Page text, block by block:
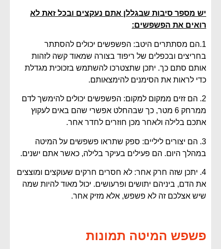
יש מספר סיבות שבגללן אתם נעקצים ובכל זאת לא
רואים את הפשפשים:
1.הם מסתתרים היטב: הפשפשים יכולים להסתתר
בחריצים ובכפלים של ריפוד בצורה שמאוד קשה לזהות
אותם סתם כך. יתכן שתצטרכו להשתמש בזכוכית מגדלת
כדי לראות את הסימנים להימצאותם.
2. הם זזים ממקום למקום: הפשפשים יכולים להימשך לדם
ממרחק 6 מטר, כך שבהחלט אפשרי שהם באים לעקוץ
אתכם בלילה ולאחר מכן חוזרים לחדר אחר.
3. הם יצורים ליליים: ספק שתראו פשפשים על המיטה
במהלך היום. הם פעילים בעיקר בלילה, כאשר אתם ישנים.
4. יתכן שזה חרק אחר: לא חסרים חרקים שעוקצים ומוצצים
את הדם, ביניהם יתושים ופרעושים. יכול מאוד להיות שמה
שיש אצלכם זה לא פשפש, אלא מזיק אחר.
פשפש המיטה תמונות